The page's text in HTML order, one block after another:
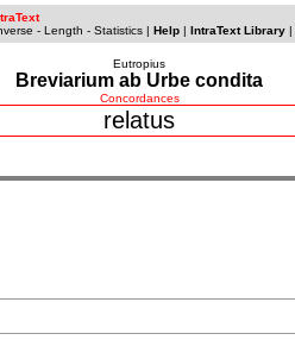
- Length - Statistics| Help| IntraText Library|
Eutropius
Breviarium ab Urbe condita
Concordances
relatus